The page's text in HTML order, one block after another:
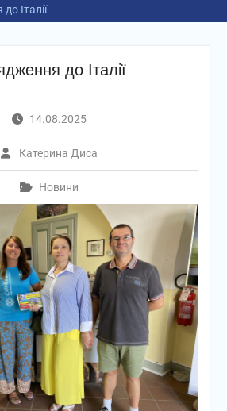
Італії
до Італії
14.08.2025
Катерина Диса
Новини